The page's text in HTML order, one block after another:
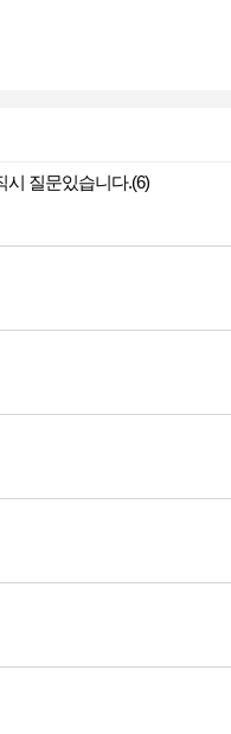
시 질문있습니다.(6)